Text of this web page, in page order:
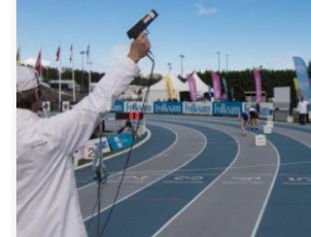
Sunnuntaina 26.11 kello 10-13
Liikuntamyllyssä uusille lähettäjätehtävistä
henkilöille. Sopii myös kertauksena
toimineille. Koulutuksen jälkeen
harjoitteluun Marrashalleissa.
toimisto@helsy.com. Kurssin hinta 30?
jälkeen osallistujien seuroilta. Lisätietoja
toimisto@helsy.com 045 2696300